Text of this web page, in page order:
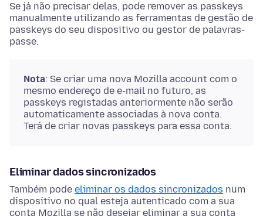
Se já não precisar delas, pode remover as passkeys
manualmente utilizando as ferramentas de gestão de
passkeys do seu dispositivo ou gestor de palavras-
passe.
Nota: Se criar uma nova Mozilla account com o
mesmo endereço de e-mail no futuro, as
passkeys registadas anteriormente não serão
automaticamente associadas à nova conta.
Terá de criar novas passkeys para essa conta.
Eliminar dados sincronizados
Também pode eliminar os dados sincronizados num
dispositivo no qual esteja autenticado com a sua
conta Mozilla se não desejar eliminar a sua conta